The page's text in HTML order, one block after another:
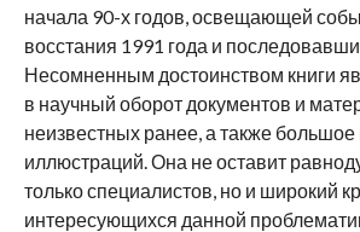
начала 90-х годов, освещающей
восстания 1991 года и
Несомненным достоинством книги
в научный оборот документов и
неизвестных ранее, а также большое
иллюстраций. Она не оставит
только специалистов, но и широкий
интересующихся данной